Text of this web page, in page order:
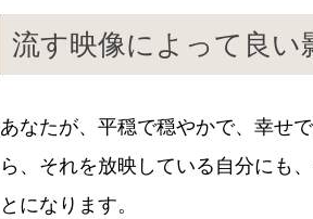
流す映像によって良い
あなたが、平穏で穏やかで、幸せ
ら、それを放映している自分にも
とになります。